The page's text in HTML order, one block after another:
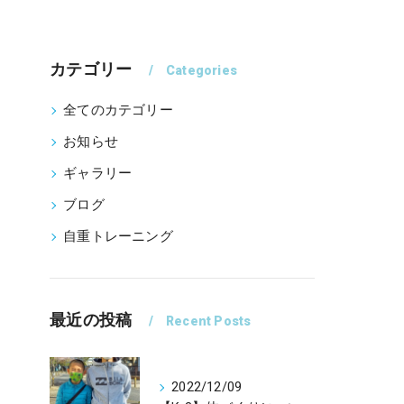
カテゴリー Categories
全てのカテゴリー
お知らせ
ギャラリー
ブログ
自重トレーニング
最近の投稿 Recent Posts
2022/12/09